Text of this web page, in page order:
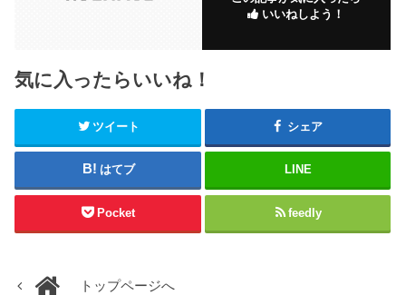
いいねしよう！
気に入ったらいいね！
ツイート シェア
はてブ LINE
Pocket feedly
トップページへ